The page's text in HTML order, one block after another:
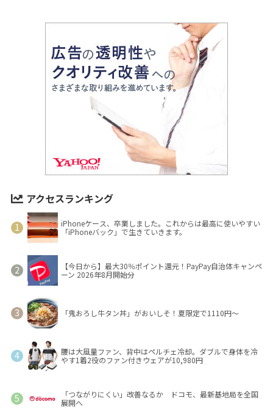
アクセスランキング
iPhoneケース、卒業しました。これからは最高に使いやすい
「iPhoneバック」で生きていきます。
【今日から】最大30％ポイント還元！PayPay自治体キャンペ
ーン 2026年8月開始分
「鬼おろし牛タン丼」がおいしそ！夏限定で1110円～
腰は大風量ファン、背中はペルチェ冷却。ダブルで身体を冷
やす1着2役のファン付きウェアが10,980円
「つながりにくい」改善なるか ドコモ、最新基地局を全国
展開へ